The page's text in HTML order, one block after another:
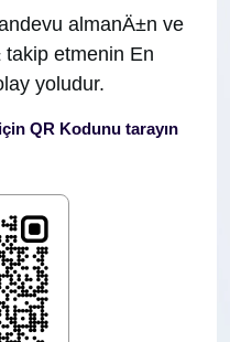
almanÄ±n ve
etmenin En
yoludur.
QR Kodunu tarayın